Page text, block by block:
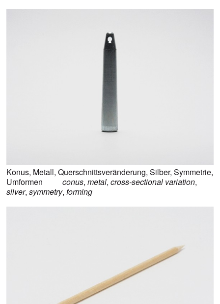
Konus, Metall, Querschnittsveränderung, Silber, Symmetrie,
Umformen
conus, metal, cross-sectional variation,
silver, symmetry, forming